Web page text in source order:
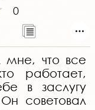
0
что все
работает,
в заслугу
советовал